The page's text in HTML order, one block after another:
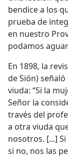
bendice a los
prueba de
en nuestro
podamos
En 1898, la
de Sión)
viuda: “Si la
Señor la
través del
a otra viuda
nosotros. [...]
si no, nos las